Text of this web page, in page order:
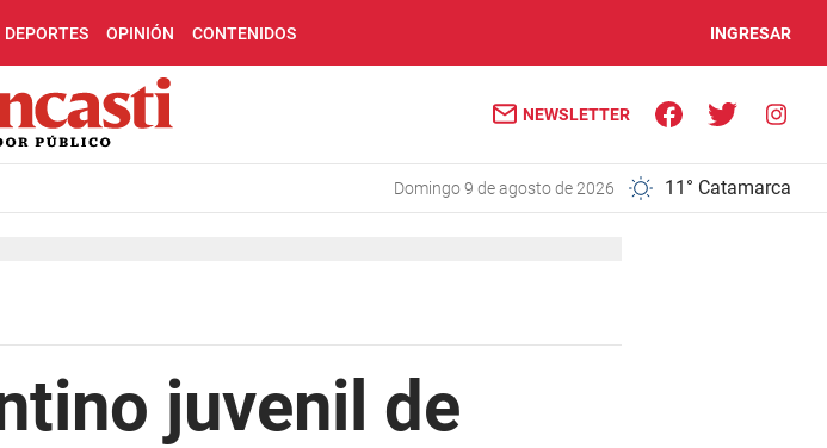
DEPORTES OPINIÓN CONTENIDOS INGRESAR
NEWSLETTER
domingo 9 de agosto de 2026 11° Catamarca
juvenil de